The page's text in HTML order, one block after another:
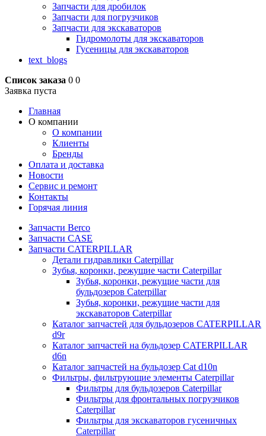
Запчасти для дробилок
Запчасти для погрузчиков
Запчасти для экскаваторов
Гидромолоты для экскаваторов
Гусеницы для экскаваторов
text_blogs
Список заказа 0 0
Заявка пуста
Главная
О компании
О компании
Клиенты
Бренды
Оплата и доставка
Новости
Сервис и ремонт
Контакты
Горячая линия
Запчасти Berco
Запчасти CASE
Запчасти CATERPILLAR
Детали гидравлики Caterpillar
Зубья, коронки, режущие части Caterpillar
Зубья, коронки, режущие части для
бульдозеров Caterpillar
Зубья, коронки, режущие части для
экскаваторов Caterpillar
Каталог запчастей для бульдозеров CATERPILLAR
d9r
Каталог запчастей на бульдозер CATERPILLAR
d6n
Каталог запчастей на бульдозер Сat d10n
Фильтры, фильтрующие элементы Caterpillar
Фильтры для бульдозеров Caterpillar
Фильтры для фронтальных погрузчиков
Caterpillar
Фильтры для экскаваторов гусеничных
Caterpillar